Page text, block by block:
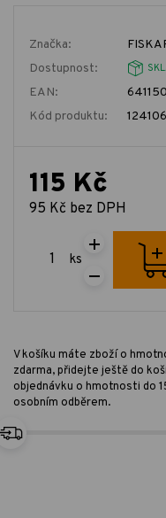
Značka:
Dostupnost:
EAN:
Kód produktu:
115 Kč
95 Kč bez DPH
ks
V košíku máte zboží o
zdarma, přidejte ještě do
objednávku o hmotnosti do
osobním odběrem.